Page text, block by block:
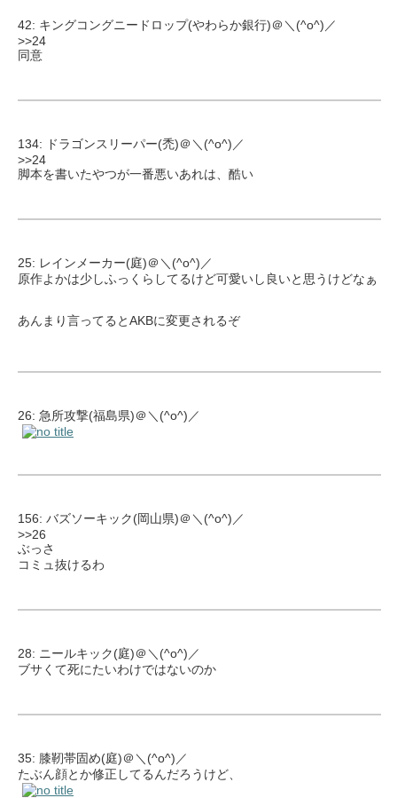
42: キングコングニードロップ(やわらか銀行)＠＼(^o^)／
>>24
同意
134: ドラゴンスリーパー(禿)＠＼(^o^)／
>>24
脚本を書いたやつが一番悪いあれは、酷い
25: レインメーカー(庭)＠＼(^o^)／
原作よかは少しふっくらしてるけど可愛いし良いと思うけどなぁ
あんまり言ってるとAKBに変更されるぞ
26: 急所攻撃(福島県)＠＼(^o^)／
156: バズソーキック(岡山県)＠＼(^o^)／
>>26
ぶっさ
コミュ抜けるわ
28: ニールキック(庭)＠＼(^o^)／
ブサくて死にたいわけではないのか
35: 膝靭帯固め(庭)＠＼(^o^)／
たぶん顔とか修正してるんだろうけど、